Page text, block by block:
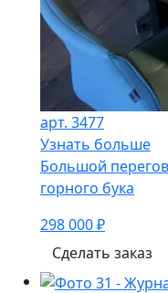
арт. 3477
Узнать больше
Большой
горного бука
298 000 ₽
Сделать заказ